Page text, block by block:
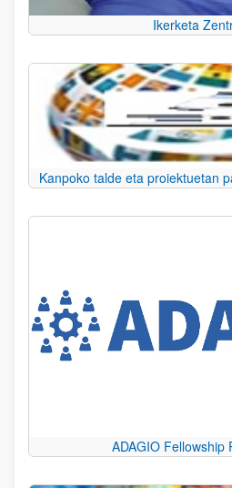
Ikerketa
Kanpoko talde eta proiektuetan
ADAGIO Fellowship